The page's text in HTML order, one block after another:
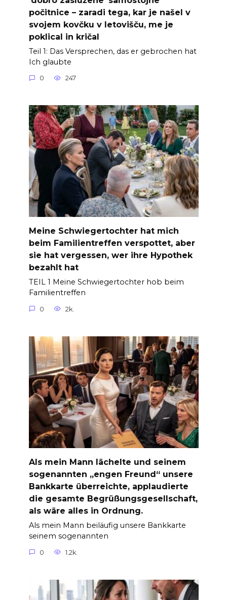
počitnice – zaradi tega, kar je našel v
svojem kovčku v letovišču, me je
poklical in kričal
Teil 1: Das Versprechen, das er gebrochen hat
Ich glaubte
0 247
Meine Schwiegertochter hat mich
beim Familientreffen verspottet, aber
sie hat vergessen, wer ihre Hypothek
bezahlt hat
TEIL 1 Meine Schwiegertochter hob beim
Familientreffen
0 2k.
Als mein Mann lächelte und seinem
sogenannten „engen Freund“ unsere
Bankkarte überreichte, applaudierte
die gesamte Begrüßungsgesellschaft,
als wäre alles in Ordnung.
Als mein Mann beiläufig unsere Bankkarte
seinem sogenannten
0 1.2k.